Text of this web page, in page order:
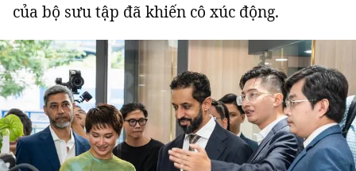
của bộ sưu tập đã khiến cô xúc động.